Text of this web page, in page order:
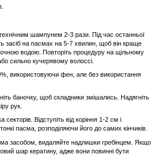
шампунем 2-3 рази. Під час останньої
засіб на пасмах на 5-7 хвилин, щоб він краще
водою. Повторіть процедуру на щільному
сильно кучерявому волоссі.
використовуючи фен, але без використання
баночку, щоб складники змішались. Надягніть
рук.
Відступіть від коріння 1-2 см і
пасма, розподіляючи його до самих кінчиків.
засобом, видаляйте надлишки гребінцем. Якщо
шар кератину, адже вони повинні бути